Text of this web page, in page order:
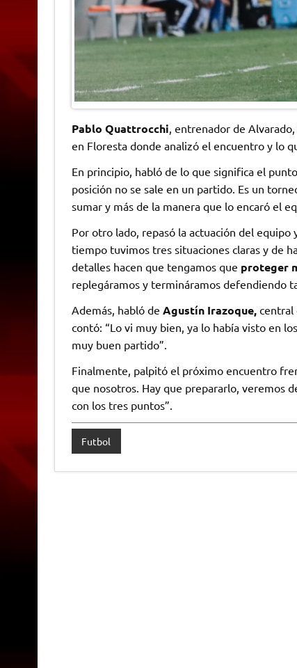
Pablo Quattrocchi, entrenador de Alvarado,
en Floresta donde analizó el encuentro y lo
En principio, habló de lo que significa el
posición no se sale en un partido. Es un
sumar y más de la manera que lo encaró el
Por otro lado, repasó la actuación del equipo
tiempo tuvimos tres situaciones claras y de
detalles hacen que tengamos que proteger
replegáramos y termináramos defendiendo
Además, habló de Agustín Irazoque, central
contó: “Lo vi muy bien, ya lo había visto en
muy buen partido”.
Finalmente, palpitó el próximo encuentro
que nosotros. Hay que prepararlo, veremos
con los tres puntos”.
Futbol